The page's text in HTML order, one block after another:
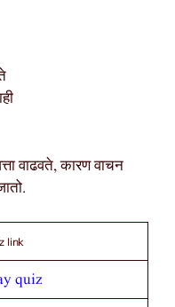
वाढवते, कारण वाचन
link
quiz